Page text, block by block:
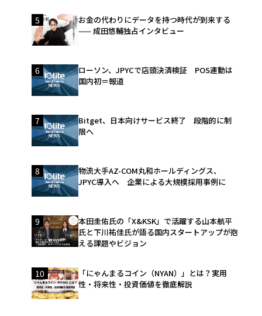
5
お金の代わりにデータを持つ時代が到来する
—— 成田悠輔独占インタビュー
6
ローソン、JPYCで店頭決済検証 POS連動は
国内初＝報道
7
Bitget、日本向けサービス終了 段階的に制
限へ
8
物流大手AZ-COM丸和ホールディングス、
JPYC導入へ 企業による大規模採用事例に
9
本田圭佑氏の「X&KSK」で活躍する山本航平
氏と下川祐佳氏が語る国内スタートアップが抱
える課題やビジョン
10
「にゃんまるコイン（NYAN）」とは？実用
性・将来性・投資価値を徹底解説